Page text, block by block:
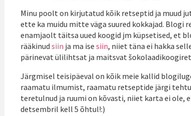
Minu poolt on kirjutatud kõik retseptid ja muud
ette ka muidu mitte väga suured kokkajad. Blogi
enamjaolt täitsa uued koogid jm küpsetised, et
rääkinud siin ja ma ise siin, niiet täna ei hakka
pärinevat ülilihtsat ja maitsvat
Järgmisel teisipäeval on kõik meie kallid
raamatu ilmumist, raamatu retseptide järgi
teretulnud ja ruumi on kõvasti, niiet karta ei ole,
detsembril kell 5 õhtul!:)